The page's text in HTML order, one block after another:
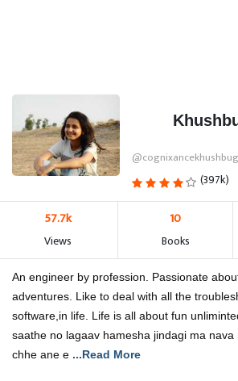
(397k)
57.7k
Views
10
Books
An engineer by profession. Passionate
adventures. Like to deal with all the
software,in life. Life is all about fun
saathe no lagaav hamesha jindagi ma
chhe ane e ...Read More